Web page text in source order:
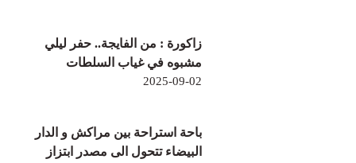
زاكورة : من الفايجة.. حفر ليلي
مشبوه في غياب السلطات
2025-09-02
باحة استراحة بين مراكش و الدار
البيضاء تتحول الى مصدر ابتزاز